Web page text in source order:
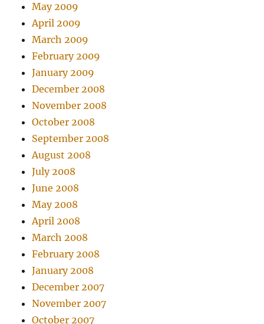
May 2009
April 2009
March 2009
February 2009
January 2009
December 2008
November 2008
October 2008
September 2008
August 2008
July 2008
June 2008
May 2008
April 2008
March 2008
February 2008
January 2008
December 2007
November 2007
October 2007